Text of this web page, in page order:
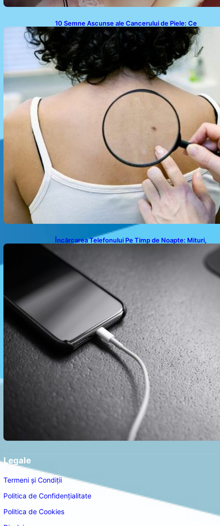
10 Semne Ascunse ale Cancerului de Piele: Ce
Trebuie să Știm pentru a Ne Proteja
Încărcarea Telefonului Pe Timp de Noapte: Mituri,
Legale
Termeni și Condiții
Politica de Confidențialitate
Politica de Cookies